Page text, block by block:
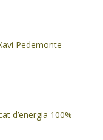
Pedemonte –
d’energia 100%